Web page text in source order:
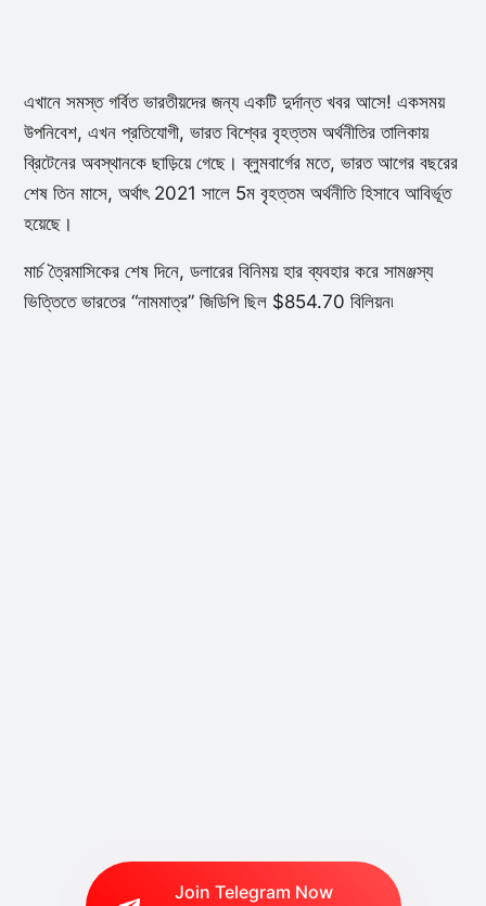
এখানে সমস্ত গর্বিত ভারতীয়দের জন্য একটি দুর্দান্ত খবর আসে! একসময়
উপনিবেশ, এখন প্রতিযোগী, ভারত বিশ্বের বৃহত্তম অর্থনীতির তালিকায়
ব্রিটেনের অবস্থানকে ছাড়িয়ে গেছে। ব্লুমবার্গের মতে, ভারত আগের বছরের
শেষ তিন মাসে, অর্থাৎ 2021 সালে 5ম বৃহত্তম অর্থনীতি হিসাবে আবির্ভূত
হয়েছে।
মার্চ ত্রৈমাসিকের শেষ দিনে, ডলারের বিনিময় হার ব্যবহার করে সামঞ্জস্য
ভিত্তিতে ভারতের “নামমাত্র” জিডিপি ছিল $854.70 বিলিয়ন৷
Join Telegram Now